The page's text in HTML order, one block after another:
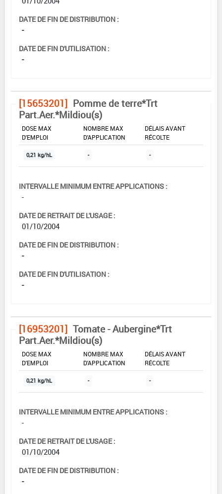
DATE DE FIN DE DISTRIBUTION :
-
DATE DE FIN D'UTILISATION :
-
[15653201] Pomme de terre*Trt
Part.Aer.*Mildiou(s)
DOSE MAX
D'EMPLOI
NOMBRE MAX
D'APPLICATION
DÉLAIS AVANT
RÉCOLTE
0,21 kg/hL - -
INTERVALLE MINIMUM ENTRE APPLICATIONS :
-
DATE DE RETRAIT DE L'USAGE :
01/10/2004
DATE DE FIN DE DISTRIBUTION :
-
DATE DE FIN D'UTILISATION :
-
[16953201] Tomate - Aubergine*Trt
Part.Aer.*Mildiou(s)
DOSE MAX
D'EMPLOI
NOMBRE MAX
D'APPLICATION
DÉLAIS AVANT
RÉCOLTE
0,21 kg/hL - -
INTERVALLE MINIMUM ENTRE APPLICATIONS :
-
DATE DE RETRAIT DE L'USAGE :
01/10/2004
DATE DE FIN DE DISTRIBUTION :
-